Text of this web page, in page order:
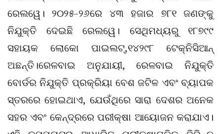
ରେଲୱେ। ୨୦୨୫-୨୬ରେ ୪୩ ହଜାର ୭୮୧ ଜଣଙ୍କୁ
ନିଯୁକ୍ତି ଦେଇଛି ରେଲୱେ। ସେଥିମଧ୍ୟରୁ ୧୮୭୯୯
ସହାୟକ ଲୋକୋ ପାଇଲଟ୍,୧୪୨୯୮ ଟେକ୍ନିସିଆନ୍
ଅଛନ୍ତି।ରେଳବାଇ ଅନୁଯାୟୀ, ରେଳବାଇ ନିଯୁକ୍ତି
ବୋର୍ଡର ନିଯୁକ୍ତି ପ୍ରକ୍ରିୟା ବେଶ ଜଟିଳ ଏବଂ ବ୍ୟାପକ
ସ୍ତରରେ ହୋଇଥାଏ, ଯେଉଁଥିରେ ସାରା ଦେଶର ଅନେକ
ସହର ଏବଂ କେନ୍ଦ୍ରରେ ପରୀକ୍ଷା ଆୟୋଜନ କରାଯାଏ।